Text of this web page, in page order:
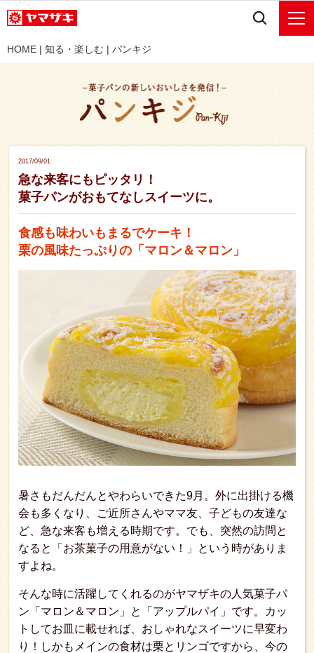
HOME | 知る・楽しむ | パンキジ
2017/09/01
急な来客にもピッタリ！
菓子パンがおもてなしスイーツに。
食感も味わいもまるでケーキ！
栗の風味たっぷりの「マロン＆マロン」
暑さもだんだんとやわらいできた9月。外に出掛ける機
会も多くなり、ご近所さんやママ友、子どもの友達な
ど、急な来客も増える時期です。でも、突然の訪問と
なると「お茶菓子の用意がない！」という時がありま
すよね。
そんな時に活躍してくれるのがヤマザキの人気菓子パ
ン「マロン＆マロン」と「アップルパイ」です。カッ
トしてお皿に載せれば、おしゃれなスイーツに早変わ
り！しかもメインの食材は栗とリンゴですから、今の